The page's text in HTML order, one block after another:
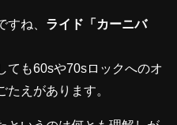
すね、 ライド「カーニバ
ても60sや70sロックへのオ
えがあります。